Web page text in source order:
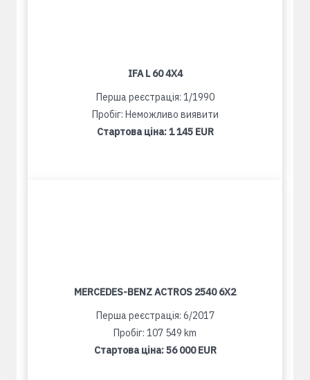
IFA L 60 4X4
Перша реєстрація: 1/1990
Пробіг: Неможливо виявити
Стартова ціна:1 145 EUR
MERCEDES-BENZ ACTROS 2540 6X2
Перша реєстрація: 6/2017
Пробіг: 107 549 km
Стартова ціна:56 000 EUR